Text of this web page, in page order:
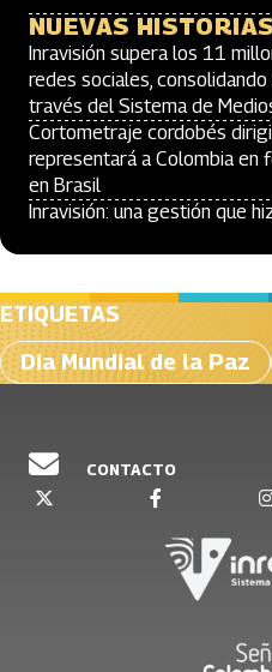
NUEVAS HISTORIAS
Inravisión supera los 11
redes sociales,
través del Sistema de
Cortometraje cordobés
representará a Colombia en
en Brasil
Inravisión: una gestión que
ETIQUETAS
Dia Mundial de la Paz
CONTACTO